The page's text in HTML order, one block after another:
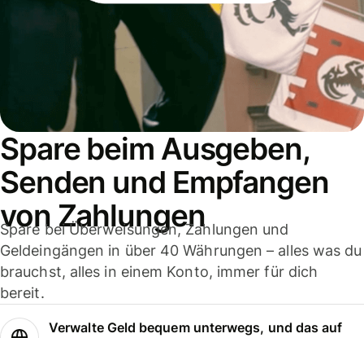
Spare beim Ausgeben,
Senden und Empfangen
von Zahlungen
Spare bei Überweisungen, Zahlungen und
Geldeingängen in über 40 Währungen – alles was du
brauchst, alles in einem Konto, immer für dich
bereit.
Verwalte Geld bequem unterwegs, und das auf